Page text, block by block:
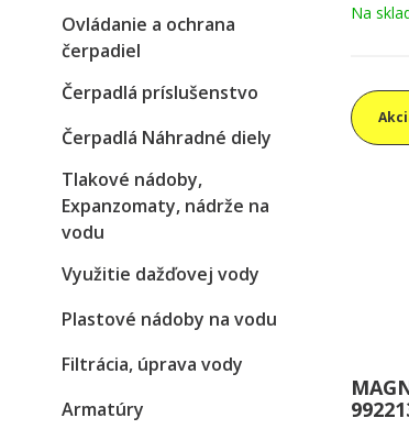
ďalšie
Na
Ovládanie a ochrana
čerpadiel
Čerpadlá príslušenstvo
Čerpadlá Náhradné diely
Tlakové nádoby,
Expanzomaty, nádrže na
vodu
Využitie dažďovej vody
Plastové nádoby na vodu
Filtrácia, úprava vody
Armatúry